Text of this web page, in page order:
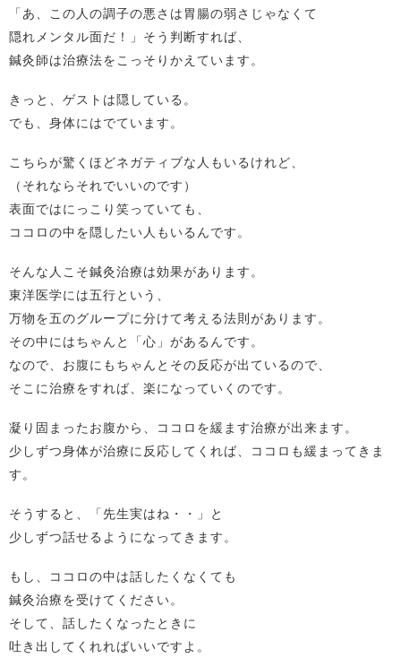
「あ、この人の調子の悪さは胃腸の弱さじゃなくて
隠れメンタル面だ！」そう判断すれば、
鍼灸師は治療法をこっそりかえています。
きっと、ゲストは隠している。
でも、身体にはでています。
こちらが驚くほどネガティブな人もいるけれど、
（それならそれでいいのです）
表面ではにっこり笑っていても、
ココロの中を隠したい人もいるんです。
そんな人こそ鍼灸治療は効果があります。
東洋医学には五行という、
万物を五のグループに分けて考える法則があります。
その中にはちゃんと「心」があるんです。
なので、お腹にもちゃんとその反応が出ているので、
そこに治療をすれば、楽になっていくのです。
凝り固まったお腹から、ココロを緩ます治療が出来ます。
少しずつ身体が治療に反応してくれば、ココロも緩まってきま
す。
そうすると、「先生実はね・・」と
少しずつ話せるようになってきます。
もし、ココロの中は話したくなくても
鍼灸治療を受けてください。
そして、話したくなったときに
吐き出してくれればいいですよ。